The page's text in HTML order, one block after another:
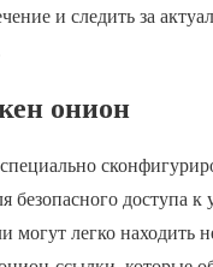
и следить за
онион
безопасного доступа к
могут легко находить